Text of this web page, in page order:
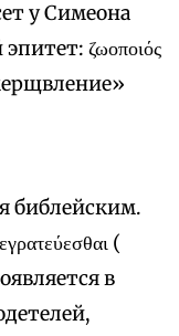
у Симеона
ζωοποιός
библейским.
(
в